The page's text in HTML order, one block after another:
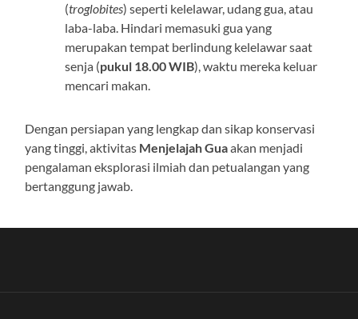
(troglobites) seperti kelelawar, udang gua, atau
laba-laba. Hindari memasuki gua yang
merupakan tempat berlindung kelelawar saat
senja (pukul 18.00 WIB), waktu mereka keluar
mencari makan.
Dengan persiapan yang lengkap dan sikap konservasi
yang tinggi, aktivitas Menjelajah Guaakan menjadi
pengalaman eksplorasi ilmiah dan petualangan yang
bertanggung jawab.